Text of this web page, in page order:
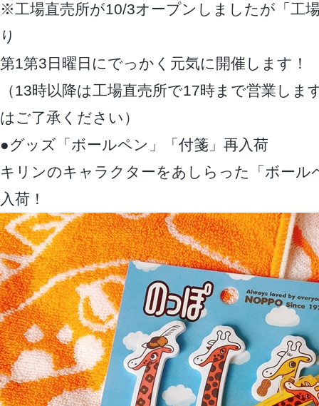
※工場直売所が10/3オープンしましたが「工
り
第1第3日曜日にでっかく元気に開催します！
（13時以降は工場直売所で17時まで営業しま
はご了承ください）
●グッズ「ボールペン」「付箋」再入荷
キリンのキャラクターをあしらった「ボール
入荷！